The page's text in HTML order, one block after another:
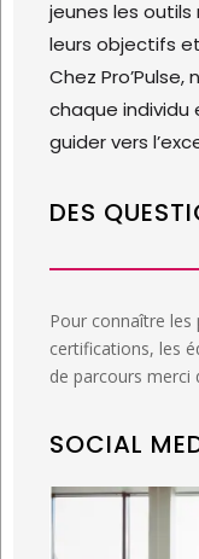
jeunes les
leurs objectifs
Chez
chaque individu
guider vers
DES
Pour connaître les
certifications, les
de parcours merci
SOCIAL